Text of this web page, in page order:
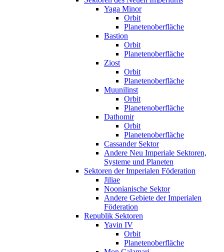
Yaga Minor
Orbit
Planetenoberfläche
Bastion
Orbit
Planetenoberfläche
Ziost
Orbit
Planetenoberfläche
Muunilinst
Orbit
Planetenoberfläche
Dathomir
Orbit
Planetenoberfläche
Cassander Sektor
Andere Neu Imperiale Sektoren,
Systeme und Planeten
Sektoren der Imperialen Föderation
Jiliae
Noonianische Sektor
Andere Gebiete der Imperialen
Föderation
Republik Sektoren
Yavin IV
Orbit
Planetenoberfläche